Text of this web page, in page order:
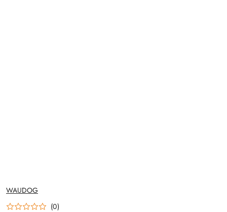
NAZWA
PRODUCENTA:
WAUDOG
(0)